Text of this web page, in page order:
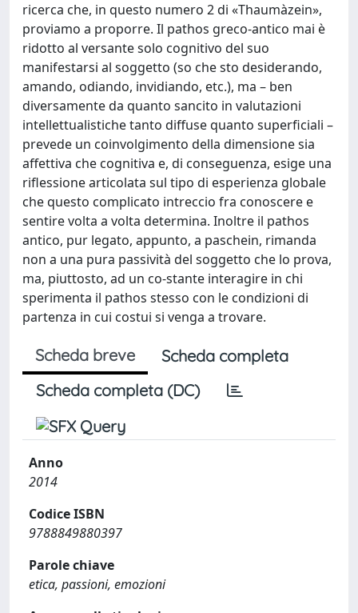
ricerca che, in questo numero 2 di «Thaumàzein»,
proviamo a proporre. Il pathos greco-antico mai è
ridotto al versante solo cognitivo del suo
manifestarsi al soggetto (so che sto desiderando,
amando, odiando, invidiando, etc.), ma – ben
diversamente da quanto sancito in valutazioni
intellettualistiche tanto diffuse quanto superficiali –
prevede un coinvolgimento della dimensione sia
affettiva che cognitiva e, di conseguenza, esige una
riflessione articolata sul tipo di esperienza globale
che questo complicato intreccio fra conoscere e
sentire volta a volta determina. Inoltre il pathos
antico, pur legato, appunto, a paschein, rimanda
non a una pura passività del soggetto che lo prova,
ma, piuttosto, ad un co-stante interagire in chi
sperimenta il pathos stesso con le condizioni di
partenza in cui costui si venga a trovare.
Scheda breve
Scheda completa
Scheda completa (DC)
Anno
2014
Codice ISBN
9788849880397
Parole chiave
etica, passioni, emozioni